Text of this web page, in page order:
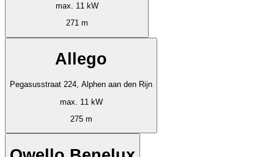
max. 11 kW
271 m
Allego
Pegasusstraat 224, Alphen aan den Rijn
max. 11 kW
275 m